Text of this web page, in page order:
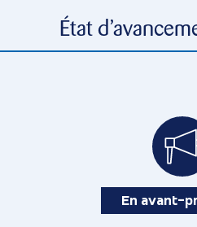
État
En avant-